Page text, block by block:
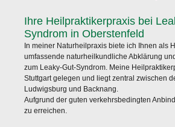
Ihre Heilpraktikerpraxis bei
Syndrom in Oberstenfeld
In meiner Naturheilpraxis biete ich Ihnen als
umfassende naturheilkundliche Abklärung
zum Leaky-Gut-Syndrom. Meine
Stuttgart gelegen und liegt zentral zwischen
Ludwigsburg und Backnang
Aufgrund der guten verkehrsbedingten
zu erreichen.